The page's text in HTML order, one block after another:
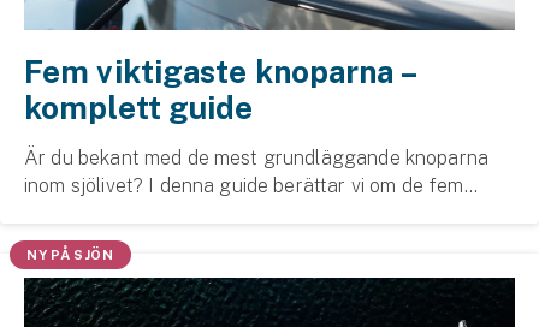
Fem viktigaste knoparna –
komplett guide
Är du bekant med de mest grundläggande knoparna
inom sjölivet? I denna guide berättar vi om de fem
du går tillväga, steg för steg.
NY PÅ SJÖN